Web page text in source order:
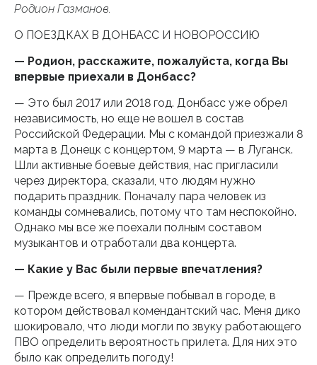
Родион Газманов.
О ПОЕЗДКАХ В ДОНБАСС И НОВОРОССИЮ
— Родион, расскажите, пожалуйста, когда Вы
впервые приехали в Донбасс?
— Это был 2017 или 2018 год. Донбасс уже обрел
независимость, но еще не вошел в состав
Российской Федерации. Мы с командой приезжали 8
марта в Донецк с концертом, 9 марта — в Луганск.
Шли активные боевые действия, нас пригласили
через директора, сказали, что людям нужно
подарить праздник. Поначалу пара человек из
команды сомневались, потому что там неспокойно.
Однако мы все же поехали полным составом
музыкантов и отработали два концерта.
— Какие у Вас были первые впечатления?
— Прежде всего, я впервые побывал в городе, в
котором действовал комендантский час. Меня дико
шокировало, что люди могли по звуку работающего
ПВО определить вероятность прилета. Для них это
было как определить погоду!